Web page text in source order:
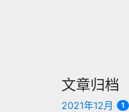
文章归档
2021年12月 1